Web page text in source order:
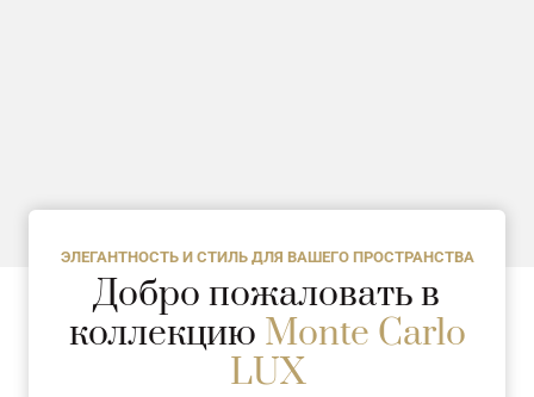
ЭЛЕГАНТНОСТЬ И СТИЛЬ ДЛЯ ВАШЕГО ПРОСТРАНСТВА
Добро пожаловать в
коллекцию Monte Carlo
LUX